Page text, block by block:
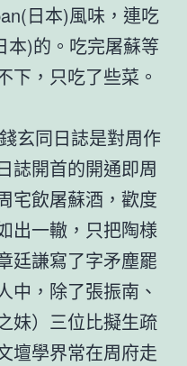
日本)風味，連吃
本)的。吃完屠蘇等
下，只吃了些菜。
玄同日誌是對周作
誌開首的開通即周
宅飲屠蘇酒，歡度
出一轍，只把陶様
廷謙寫了字矛塵罷
中，除了張振南、
妹）三位比擬生疏
壇學界常在周府走